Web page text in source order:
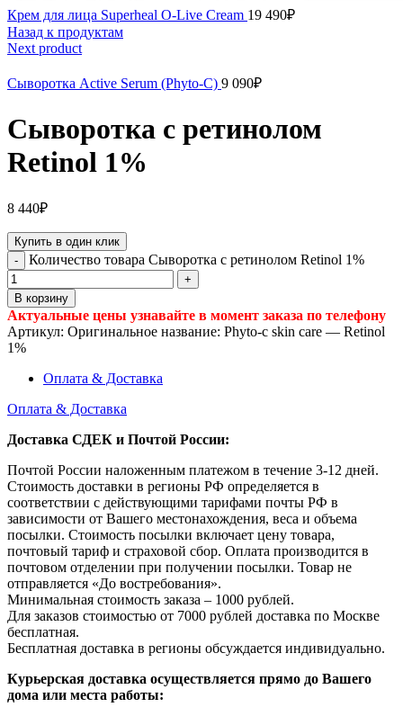
Крем для лица Superheal O-Live Cream 19 490₽
Назад к продуктам
Next product
Сыворотка Active Serum (Phyto-C) 9 090₽
Сыворотка с ретинолом
Retinol 1%
8 440₽
Купить в один клик
Количество товара Сыворотка с ретинолом Retinol 1%
В корзину
Актуальные цены узнавайте в момент заказа по телефону
Артикул: Оригинальное название: Phyto-c skin care — Retinol
1%
Оплата & Доставка
Оплата & Доставка
Доставка СДЕК и Почтой России:
Почтой России наложенным платежом в течение 3-12 дней.
Стоимость доставки в регионы РФ определяется в
соответствии с действующими тарифами почты РФ в
зависимости от Вашего местонахождения, веса и объема
посылки. Стоимость посылки включает цену товара,
почтовый тариф и страховой сбор. Оплата производится в
почтовом отделении при получении посылки. Товар не
отправляется «До востребования».
Минимальная стоимость заказа – 1000 рублей.
Для заказов стоимостью от 7000 рублей доставка по Москве
бесплатная.
Бесплатная доставка в регионы обсуждается индивидуально.
Курьерская доставка осуществляется прямо до Вашего
дома или места работы: